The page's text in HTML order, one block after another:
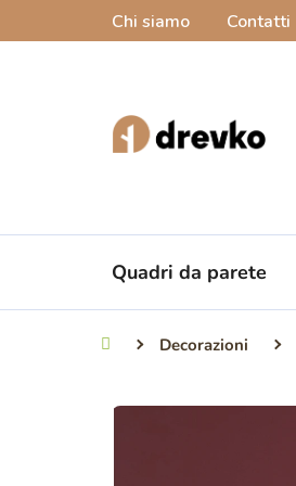
Chi siamo Contatti
Quadri da parete
Casa Decorazioni